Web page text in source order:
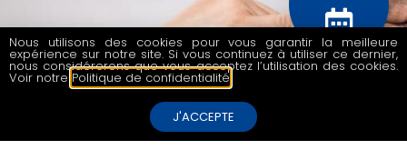
CONTACTEZ
Nous utilisons des cookies pour vous garantir la meilleure
expérience sur notre site. Si vous continuez à utiliser ce dernier,
nous considérerons que vous acceptez l’utilisation des cookies.
Voir notre Politique de confidentialité
J'ACCEPTE